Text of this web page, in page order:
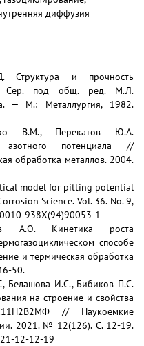
диффузия
и прочность
/ Сер. под общ. ред. М.Л.
— М.: Металлургия, 1982.
В.М., Перекатов Ю.А.
азотного потенциала //
обработка металлов. 2004.
model for pitting potential
Science. Vol. 36. No. 9,
938X(94)90053-1
А.О. Кинетика роста
способе
и термическая обработка
50.
Белашова И.С., Бибиков П.С.
на строение и свойства
// Наукоемкие
2021. № 12(126). С. 12-19.
12-12-19